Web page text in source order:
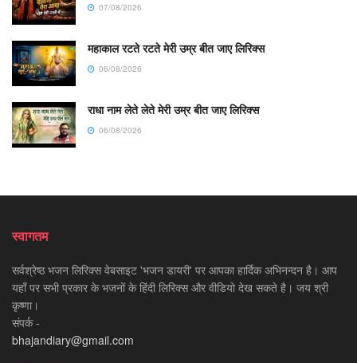
07/08/2026
महाकाल रटते रटते मेरी उम्र बीत जाए लिरिक्स
06/08/2026
राधा नाम लेते लेते मेरी उम्र बीत जाए लिरिक्स
06/08/2026
स्वागतम
सर्वश्रेष्ठ भजन लिरिक्स वेबसाइट 'भजन डायरी' पर आपका हार्दिक अभिनन्दन है। आप
यहाँ पर सभी प्रकार के भजनों के हिंदी लिरिक्स और वीडियो देख सकते है। जय श्री
कृष्णा।
संपर्क -
bhajandiary@gmail.com